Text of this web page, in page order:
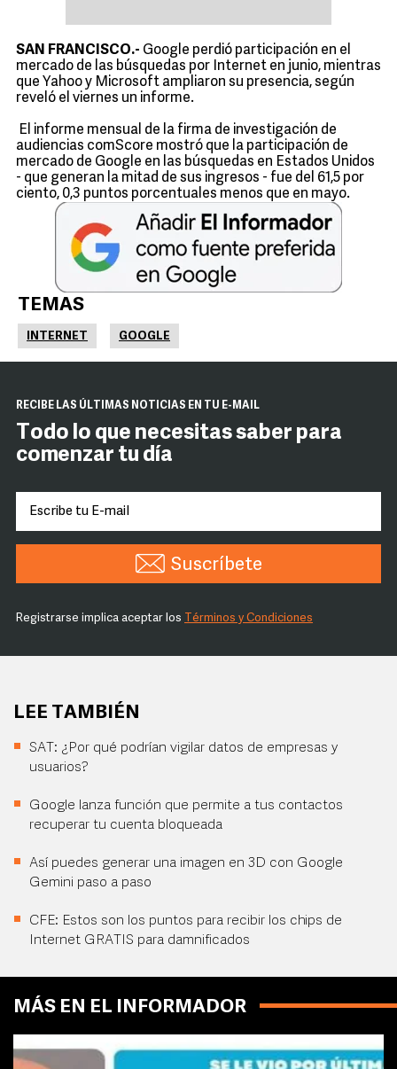
SAN FRANCISCO.- Google perdió participación en el
mercado de las búsquedas por Internet en junio, mientras
que Yahoo y Microsoft ampliaron su presencia, según
reveló el viernes un informe.
El informe mensual de la firma de investigación de
audiencias comScore mostró que la participación de
mercado de Google en las búsquedas en Estados Unidos
- que generan la mitad de sus ingresos - fue del 61,5 por
ciento, 0,3 puntos porcentuales menos que en mayo.
TEMAS
INTERNET GOOGLE
RECIBE LAS ÚLTIMAS NOTICIAS EN TU E-MAIL
Todo lo que necesitas saber para
comenzar tu día
Suscríbete
Registrarse implica aceptar los Términos y Condiciones
LEE TAMBIÉN
SAT: ¿Por qué podrían vigilar datos de empresas y
usuarios?
Google lanza función que permite a tus contactos
recuperar tu cuenta bloqueada
Así puedes generar una imagen en 3D con Google
Gemini paso a paso
CFE: Estos son los puntos para recibir los chips de
Internet GRATIS para damnificados
MÁS EN EL INFORMADOR